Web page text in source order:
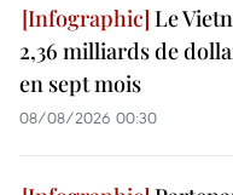
Le
2,36 milliards de
en sept mois
08/08/2026 00:30